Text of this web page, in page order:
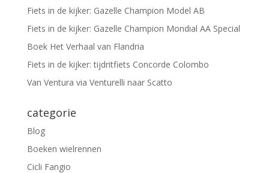
Fiets in de kijker: Gazelle Champion Model AB
Fiets in de kijker: Gazelle Champion Mondial AA Special
Boek Het Verhaal van Flandria
Fiets in de kijker: tijdritfiets Concorde Colombo
Van Ventura via Venturelli naar Scatto
categorie
Blog
Boeken wielrennen
Cicli Fangio